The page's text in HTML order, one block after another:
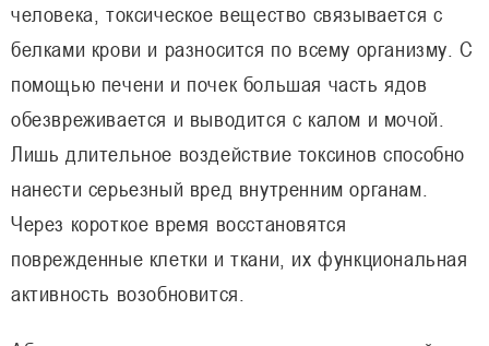
человека, токсическое вещество связывается с
белками крови и разносится по всему организму. С
помощью печени и почек большая часть ядов
обезвреживается и выводится с калом и мочой.
Лишь длительное воздействие токсинов способно
нанести серьезный вред внутренним органам.
Через короткое время восстановятся
поврежденные клетки и ткани, их функциональная
активность возобновится.